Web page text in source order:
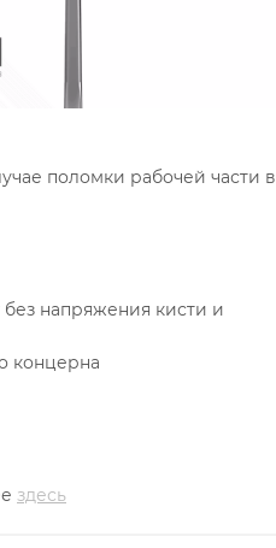
поломки рабочей части в
напряжения кисти и
концерна
здесь